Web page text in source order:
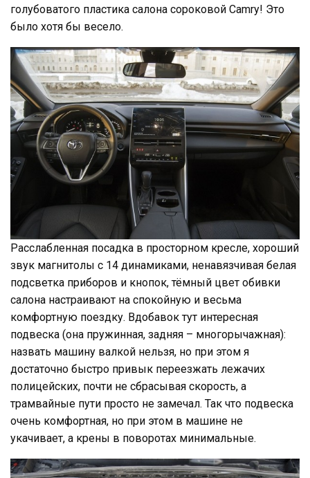
голубоватого пластика салона сороковой Camry! Это
было хотя бы весело.
Расслабленная посадка в просторном кресле, хороший
звук магнитолы с 14 динамиками, ненавязчивая белая
подсветка приборов и кнопок, тёмный цвет обивки
салона настраивают на спокойную и весьма
комфортную поездку. Вдобавок тут интересная
подвеска (она пружинная, задняя – многорычажная):
назвать машину валкой нельзя, но при этом я
достаточно быстро привык переезжать лежачих
полицейских, почти не сбрасывая скорость, а
трамвайные пути просто не замечал. Так что подвеска
очень комфортная, но при этом в машине не
укачивает, а крены в поворотах минимальные.